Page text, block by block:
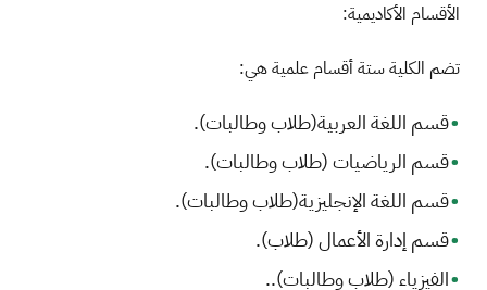
الأقسام الأكاديمية:
تضم الكلية ستة أقسام علمية هي:
قسم اللغة العربية(طلاب وطالبات).
قسم الرياضيات (طلاب وطالبات).
قسم اللغة الإنجليزية(طلاب وطالبات).
قسم إدارة الأعمال (طلاب).
الفيزياء (طلاب وطالبات)..